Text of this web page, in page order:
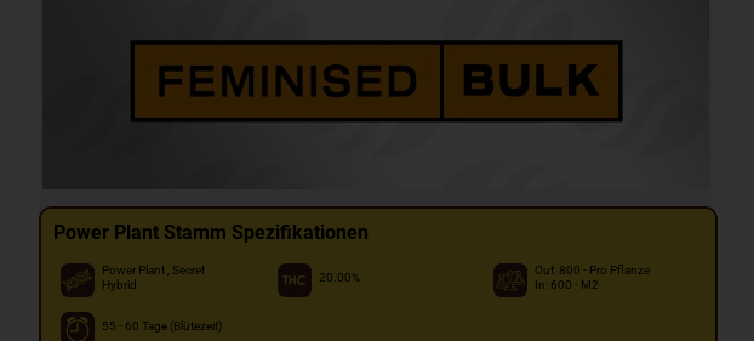
Power Plant Stamm Spezifikationen
Power Plant , Secret
Hybrid
20.00%
Out: 800 - Pro Pflanze
In: 600 - M2
55 - 60 Tage (Blütezeit)